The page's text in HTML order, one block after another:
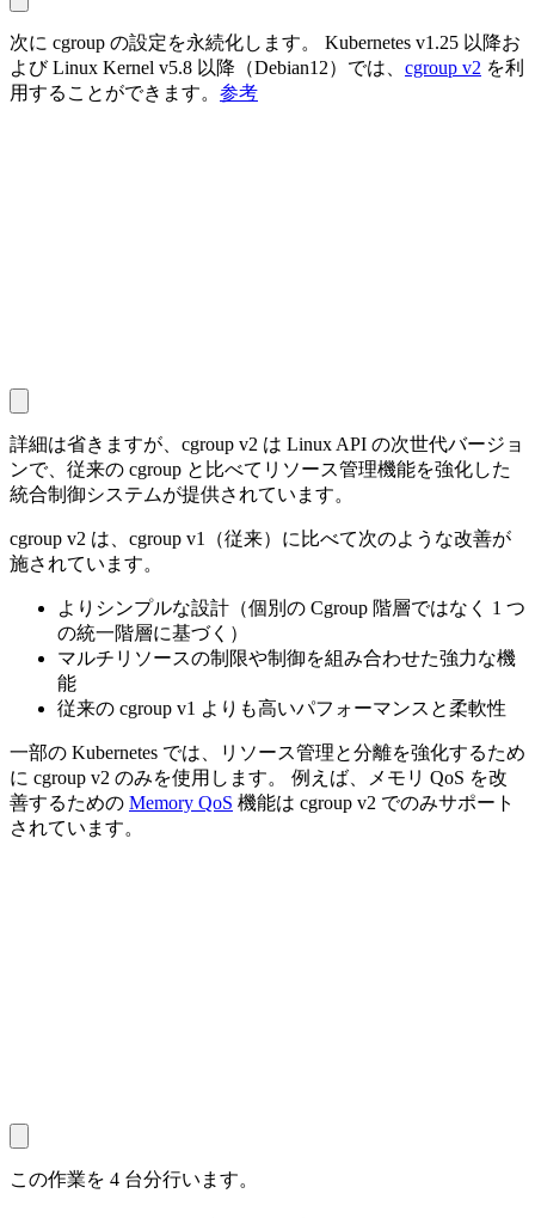
次に cgroup の設定を永続化します。 Kubernetes v1.25 以降お
よび Linux Kernel v5.8 以降（Debian12）では、 cgroup v2 を利
用することができます。 参考
詳細は省きますが、cgroup v2 は Linux API の次世代バージョ
ンで、従来の cgroup と比べてリソース管理機能を強化した
統合制御システムが提供されています。
cgroup v2 は、cgroup v1（従来）に比べて次のような改善が
施されています。
よりシンプルな設計（個別の Cgroup 階層ではなく 1 つ
の統一階層に基づく）
マルチリソースの制限や制御を組み合わせた強力な機
能
従来の cgroup v1 よりも高いパフォーマンスと柔軟性
一部の Kubernetes では、リソース管理と分離を強化するため
に cgroup v2 のみを使用します。 例えば、メモリ QoS を改
善するための Memory QoS 機能は cgroup v2 でのみサポート
されています。
この作業を 4 台分行います。